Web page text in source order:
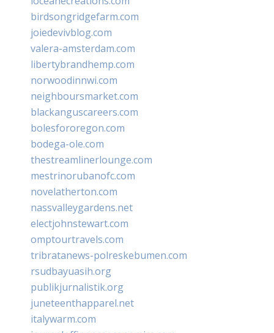
birdsongridgefarm.com
joiedevivblog.com
valera-amsterdam.com
libertybrandhemp.com
norwoodinnwi.com
neighboursmarket.com
blackanguscareers.com
bolesfororegon.com
bodega-ole.com
thestreamlinerlounge.com
mestrinorubanofc.com
novelatherton.com
nassvalleygardens.net
electjohnstewart.com
omptourtravels.com
tribratanews-polreskebumen.com
rsudbayuasih.org
publikjurnalistik.org
juneteenthapparel.net
italywarm.com